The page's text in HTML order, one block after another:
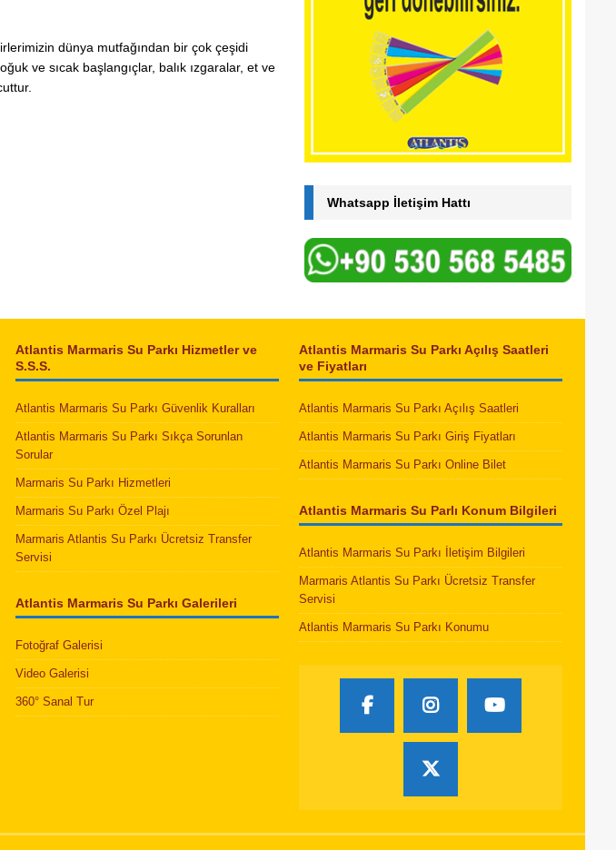
dünya mutfağından bir çok çeşidi
ve sıcak başlangıçlar, balık ızgaralar, et ve
Whatsapp İletişim Hattı
Atlantis Marmaris Su Parkı Hizmetler ve
S.S.S.
Atlantis Marmaris Su Parkı Güvenlik Kuralları
Atlantis Marmaris Su Parkı Sıkça Sorunlan
Sorular
Marmaris Su Parkı Hizmetleri
Marmaris Su Parkı Özel Plajı
Marmaris Atlantis Su Parkı Ücretsiz Transfer
Servisi
Atlantis Marmaris Su Parkı Galerileri
Fotoğraf Galerisi
Video Galerisi
360° Sanal Tur
Atlantis Marmaris Su Parkı Açılış Saatleri
ve Fiyatları
Atlantis Marmaris Su Parkı Açılış Saatleri
Atlantis Marmaris Su Parkı Giriş Fiyatları
Atlantis Marmaris Su Parkı Online Bilet
Atlantis Marmaris Su Parlı Konum Bilgileri
Atlantis Marmaris Su Parkı İletişim Bilgileri
Marmaris Atlantis Su Parkı Ücretsiz Transfer
Servisi
Atlantis Marmaris Su Parkı Konumu